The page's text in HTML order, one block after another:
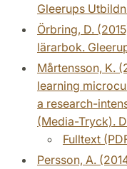
Gleerups
Örbring, D.
lärarbok.
Mårtensson, K.
learning
a research-
(Media-Tryck).
Fulltext
Persson, A.